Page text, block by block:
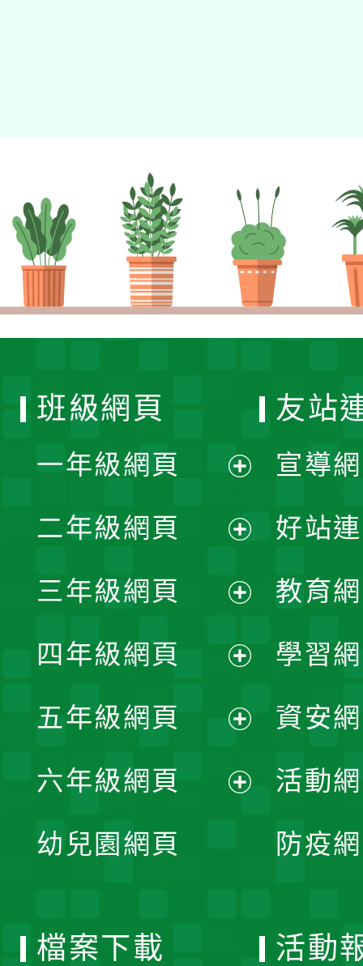
班級網頁
一年級網頁
開
選
單
二年級網頁
開
選
單
三年級網頁
開
選
單
四年級網頁
開
選
五年級網頁
開
六年級網頁
幼兒園網頁
友站
宣導
好站
教育
學習
資安
活動
防疫
檔案下載 活動